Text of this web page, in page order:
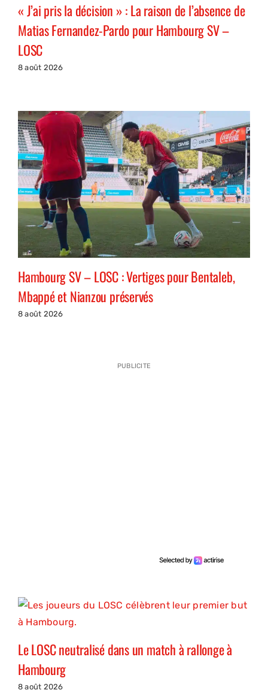
« J’ai pris la décision » : La raison de l’absence de
Matias Fernandez-Pardo pour Hambourg SV –
LOSC
8 août 2026
Hambourg SV – LOSC : Vertiges pour Bentaleb,
Mbappé et Nianzou préservés
8 août 2026
PUBLICITE
Le LOSC neutralisé dans un match à rallonge à
Hambourg
8 août 2026